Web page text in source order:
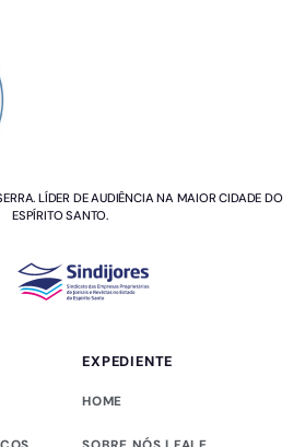
LÍDER DE AUDIÊNCIA NA MAIOR CIDADE DO
ESPÍRITO SANTO.
EXPEDIENTE
HOME